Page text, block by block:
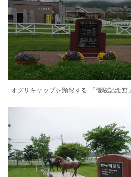
オグリキャップを顕彰する 「優駿記念館」